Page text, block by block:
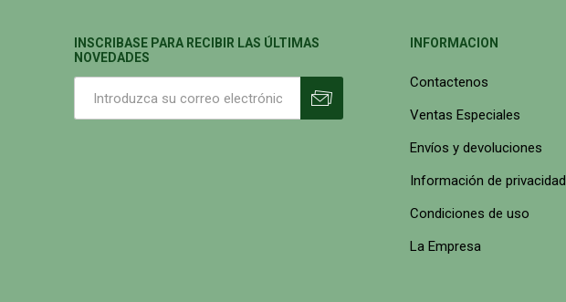
INSCRIBASE PARA RECIBIR LAS ÚLTIMAS
NOVEDADES
INFORMACION
Contactenos
Ventas Especiales
Envíos y devoluciones
Información de privacidad
Condiciones de uso
La Empresa